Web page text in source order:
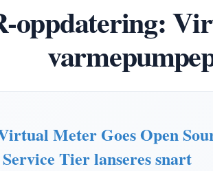
Meter Goes Open
Tier lanseres snart